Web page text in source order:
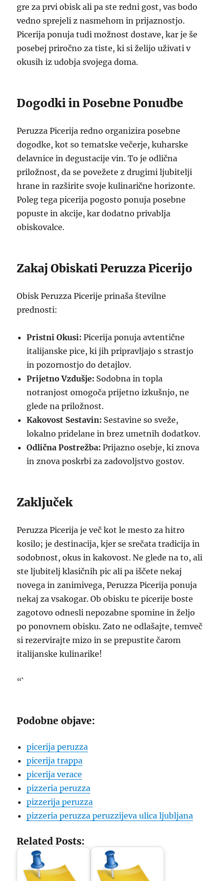
gre za prvi obisk ali pa ste redni gost, vas bodo
vedno sprejeli z nasmehom in prijaznostjo.
Picerija ponuja tudi možnost dostave, kar je še
posebej priročno za tiste, ki si želijo uživati v
okusih iz udobja svojega doma.
Dogodki in Posebne Ponudbe
Peruzza Picerija redno organizira posebne
dogodke, kot so tematske večerje, kuharske
delavnice in degustacije vin. To je odlična
priložnost, da se povežete z drugimi ljubitelji
hrane in razširite svoje kulinarične horizonte.
Poleg tega picerija pogosto ponuja posebne
popuste in akcije, kar dodatno privablja
obiskovalce.
Zakaj Obiskati Peruzza Picerijo
Obisk Peruzza Picerije prinaša številne
prednosti:
Pristni Okusi: Picerija ponuja avtentične
italijanske pice, ki jih pripravljajo s strastjo
in pozornostjo do detajlov.
Prijetno Vzdušje: Sodobna in topla
notranjost omogoča prijetno izkušnjo, ne
glede na priložnost.
Kakovost Sestavin: Sestavine so sveže,
lokalno pridelane in brez umetnih dodatkov.
Odlična Postrežba: Prijazno osebje, ki znova
in znova poskrbi za zadovoljstvo gostov.
Zaključek
Peruzza Picerija je več kot le mesto za hitro
kosilo; je destinacija, kjer se srečata tradicija in
sodobnost, okus in kakovost. Ne glede na to, ali
ste ljubitelj klasičnih pic ali pa iščete nekaj
novega in zanimivega, Peruzza Picerija ponuja
nekaj za vsakogar. Ob obisku te picerije boste
zagotovo odnesli nepozabne spomine in željo
po ponovnem obisku. Zato ne odlašajte, temveč
si rezervirajte mizo in se prepustite čarom
italijanske kulinarike!
“`
Podobne objave:
picerija peruzza
picerija trappa
picerija verace
pizzeria peruzza
pizzerija peruzza
pizzeria peruzza peruzzijeva ulica ljubljana
Related Posts: